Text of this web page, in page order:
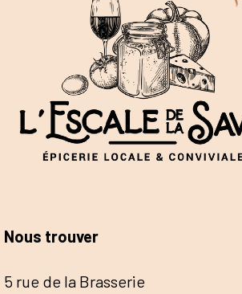
Nous trouver
5 rue de la Brasserie